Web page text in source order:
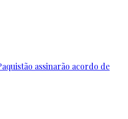
assinarão acordo de